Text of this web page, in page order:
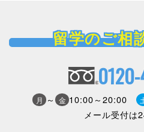
留学のご相
月 ～ 金 10:00～20:00
メール受付は